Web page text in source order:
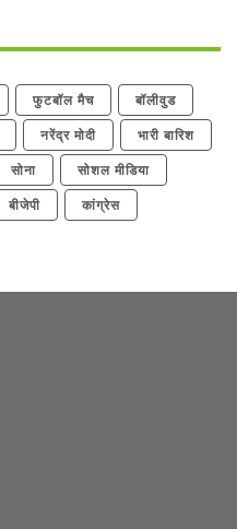
फुटबॉल मैच
बॉलीवुड
नरेंद्र मोदी
भारी बारिश
सोना
सोशल मीडिया
बीजेपी
कांग्रेस